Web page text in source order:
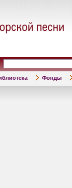
Фонды